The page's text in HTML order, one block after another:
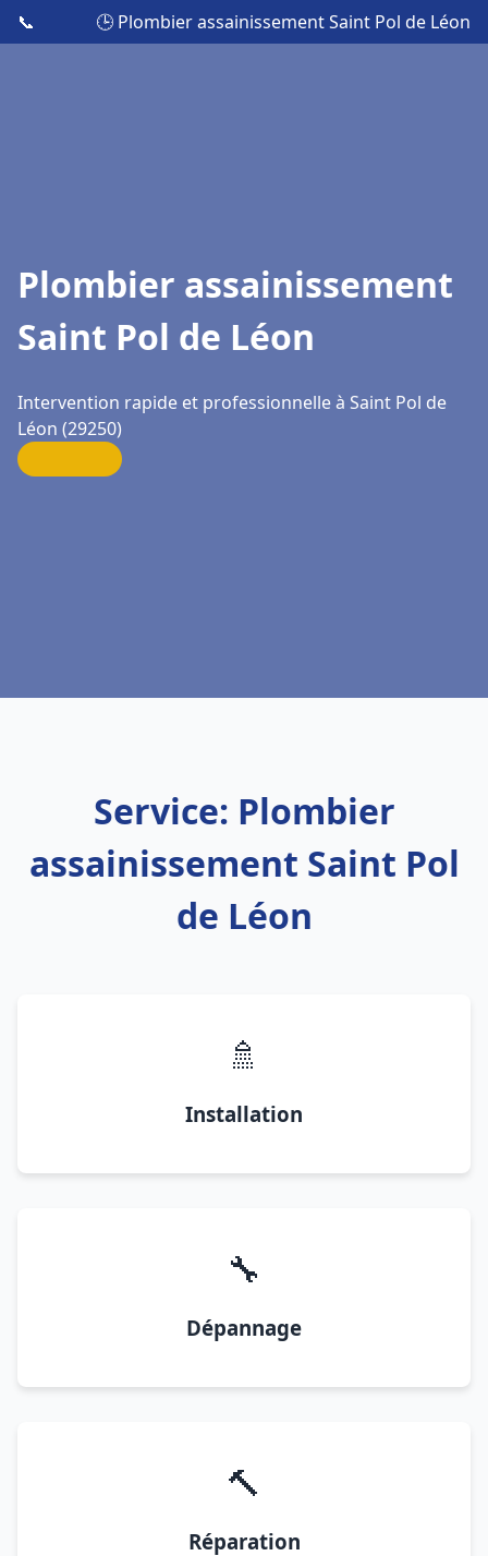
📞 🕒 Plombier assainissement Saint Pol de Léon
Plombier assainissement
Saint Pol de Léon
Intervention rapide et professionnelle à Saint Pol de
Léon (29250)
Service: Plombier
assainissement Saint Pol
de Léon
🚿
Installation
🔧
Dépannage
🔨
Réparation